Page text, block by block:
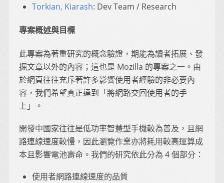
Torkian, Kiarash: Dev Team / Research
專案概述與目標
此專案為著重研究的概念驗證，期能為讀者拓展、發
掘文章以外的內容；這也是 Mozilla 的專案之一。由
於網頁往往充斥著許多影響使用者經驗的非必要內
容，我們希望真正達到「將網路交回使用者的手
上」。
開發中國家往往是低功率智慧型手機較為普及，且網
路連線速度較慢，因此瀏覽作業亦將耗用較高運算成
本且影響電池壽命。我們的研究依此分為 4 個部分：
使用者網路連線速度的品質